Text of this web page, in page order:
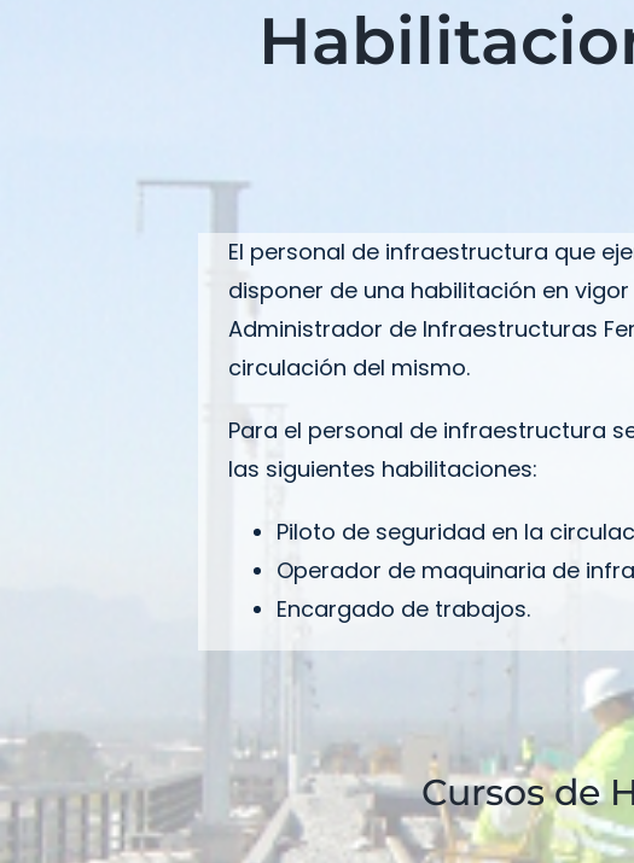
El personal de infraestructura que
disponer de una habilitación en
Administrador de Infraestructuras
circulación del mismo.
Para el personal de infraestructura
las siguientes habilitaciones:
Piloto de seguridad en la
Operador de maquinaria de
Encargado de trabajos.
Cursos de